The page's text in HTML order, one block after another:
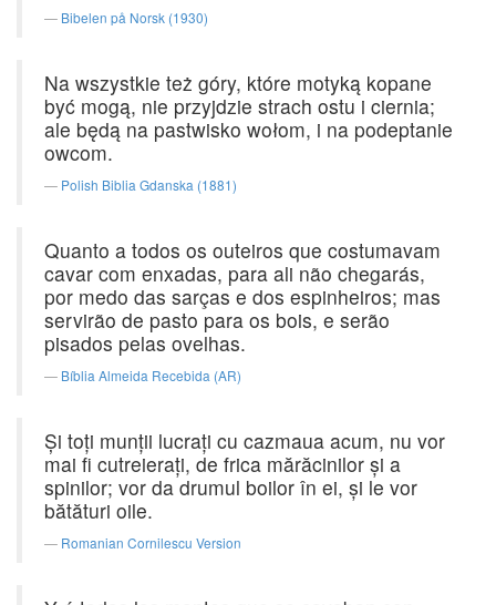
Bibelen på Norsk (1930)
Na wszystkie też góry, które motyką kopane
być mogą, nie przyjdzie strach ostu i ciernia;
ale będą na pastwisko wołom, i na podeptanie
owcom.
Polish Biblia Gdanska (1881)
Quanto a todos os outeiros que costumavam
cavar com enxadas, para ali não chegarás,
por medo das sarças e dos espinheiros; mas
servirão de pasto para os bois, e serão
pisados pelas ovelhas.
Bíblia Almeida Recebida (AR)
Şi toţi munţii lucraţi cu cazmaua acum, nu vor
mai fi cutreieraţi, de frica mărăcinilor şi a
spinilor; vor da drumul boilor în ei, şi le vor
bătături oile.
Romanian Cornilescu Version